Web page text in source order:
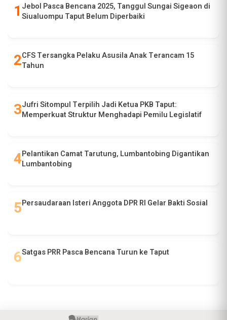
Jebol Pasca Bencana 2025, Tanggul Sungai Sigeaon di
Siualuompu Taput Belum Diperbaiki
CFS Tersangka Pelaku Asusila Anak Terancam 15
Tahun
Jufri Sitompul Terpilih Jadi Ketua PKB Taput:
Memperkuat Struktur Menghadapi Pemilu Legislatif
Pelantikan Camat Tarutung, Lumbantobing Digantikan
Lumbantobing
Persaudaraan Isteri Anggota DPR RI Gelar Bakti Sosial
Satgas PRR Pasca Bencana Turun ke Taput